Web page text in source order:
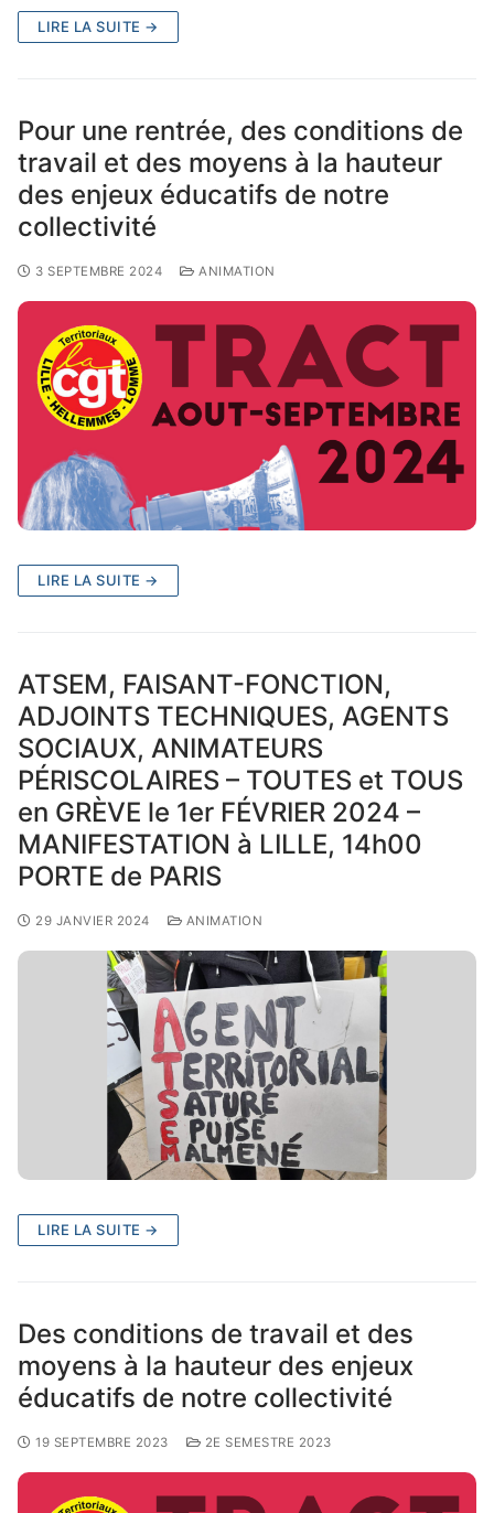
LIRE LA SUITE →
Pour une rentrée, des conditions de
travail et des moyens à la hauteur
des enjeux éducatifs de notre
collectivité
3 SEPTEMBRE 2024 ANIMATION
LIRE LA SUITE →
ATSEM, FAISANT-FONCTION,
ADJOINTS TECHNIQUES, AGENTS
SOCIAUX, ANIMATEURS
PÉRISCOLAIRES – TOUTES et TOUS
en GRÈVE le 1er FÉVRIER 2024 –
MANIFESTATION à LILLE, 14h00
PORTE de PARIS
29 JANVIER 2024 ANIMATION
LIRE LA SUITE →
Des conditions de travail et des
moyens à la hauteur des enjeux
éducatifs de notre collectivité
19 SEPTEMBRE 2023 2E SEMESTRE 2023